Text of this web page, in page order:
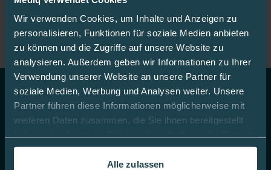
Wir verwenden Cookies, um Inhalte und Anzeigen zu
personalisieren, Funktionen für soziale Medien anbieten
zu können und die Zugriffe auf unsere Website zu
analysieren. Außerdem geben wir Informationen zu Ihrer
Verwendung unserer Website an unsere Partner für
soziale Medien, Werbung und Analysen weiter. Unsere
Partner führen diese Informationen möglicherweise mit
weiteren Daten zusammen, die Sie ihnen bereitgestellt
gesammelt haben.
Alle zulassen
Mediq App
Top Themen
CGM
Blutzucker-Teststreifen